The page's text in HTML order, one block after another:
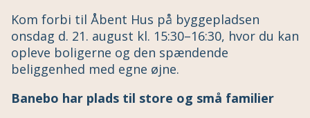
Kom forbi til Åbent Hus på byggepladsen
onsdag d. 21. august kl. 15:30–16:30, hvor du kan
opleve boligerne og den spændende
beliggenhed med egne øjne.
Banebo har plads til store og små familier